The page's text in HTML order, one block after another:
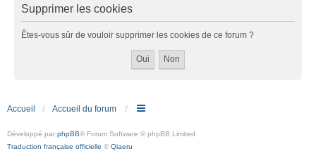
Supprimer les cookies
Êtes-vous sûr de vouloir supprimer les cookies de ce forum ?
Accueil Accueil du forum
Développé par phpBB® Forum Software © phpBB Limited
Traduction française officielle © Qiaeru